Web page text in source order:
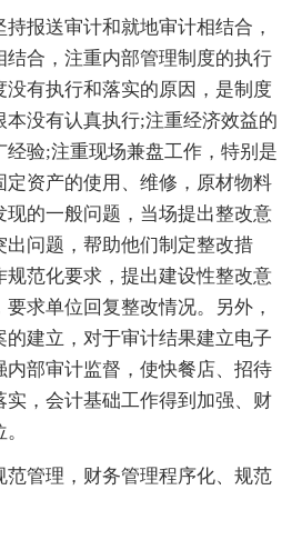
报送审计和就地审计相结合，
结合，注重内部管理制度的执行
有执行和落实的原因，是制度
没有认真执行;注重经济效益的
验;注重现场兼盘工作，特别是
定资产的使用、维修，原材物料
现的一般问题，当场提出整改意
出问题，帮助他们制定整改措
规范化要求，提出建设性整改意
求单位回复整改情况。另外，
建立，对于审计结果建立电子
内部审计监督，使快餐店、招待
实，会计基础工作得到加强、财
范管理，财务管理程序化、规范